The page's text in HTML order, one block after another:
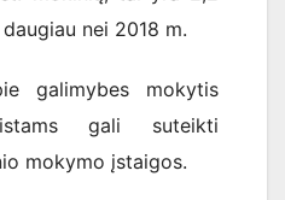
nei 2018 m.
galimybes mokytis
gali suteikti
mokymo įstaigos.